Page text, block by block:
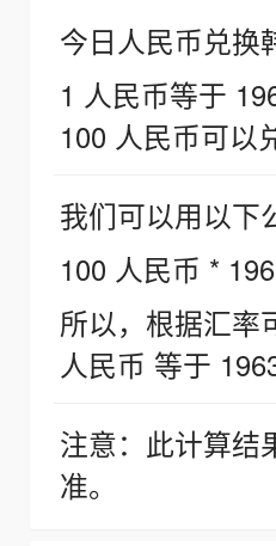
今日人民币兑换
1 人民币等于
100 人民币可以
我们可以用以下
100 人民币 *
所以，根据汇率
人民币 等于
注意：此计算结
准。